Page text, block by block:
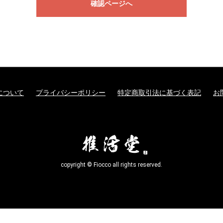
確認ページへ
ついて プライバシーポリシー 特定商取引法に基づく表記 お
copyright © Fiocco all rights reserved.